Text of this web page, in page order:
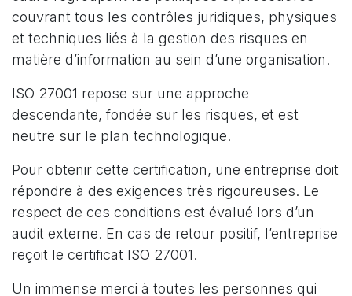
couvrant tous les contrôles juridiques, physiques
et techniques liés à la gestion des risques en
matière d’information au sein d’une organisation.​
ISO 27001 repose sur une approche
descendante, fondée sur les risques, et est
neutre sur le plan technologique.​
Pour obtenir cette certification, une entreprise doit
répondre à des exigences très rigoureuses. Le
respect de ces conditions est évalué lors d’un
audit externe. En cas de retour positif, l’entreprise
reçoit le certificat ISO 27001.​
Un immense merci à toutes les personnes qui